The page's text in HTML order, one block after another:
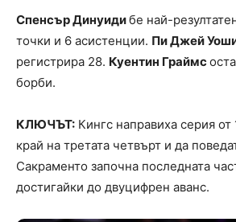
Спенсър Динуидибе най-
точки и 6 асистенции. Пи Джей
регистрира 28. Куентин Граймс
борби.
КЛЮЧЪТ: Кингс направиха серия
край на третата четвърт и да
Сакраменто започна последната
достигайки до двуцифрен аванс.